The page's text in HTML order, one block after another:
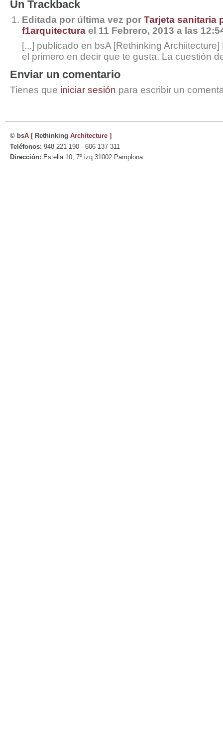
Un Trackback
Editada por última vez por Tarjeta sanitaria
f1arquitectura el 11 Febrero, 2013 a las
[...] publicado en bsA [Rethinking
el primero en decir que te gusta. La cuestión
Enviar un comentario
Tienes que iniciar sesión para escribir un
© bsA [Rethinking Architecture ]
Teléfonos: 948 221 190 - 606 137 311
Dirección: Estella 10, 7º izq 31002 Pamplona